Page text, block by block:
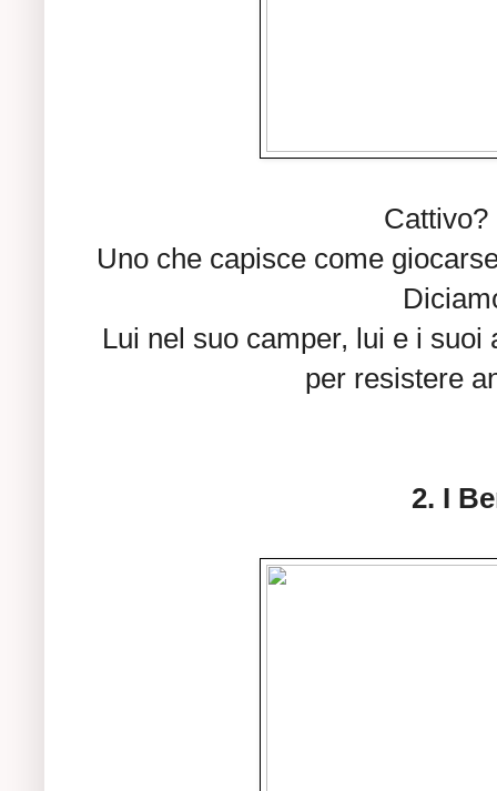
Cattivo?
Uno che capisce come
Lui nel suo camper, lui e i
per resistere
2. I